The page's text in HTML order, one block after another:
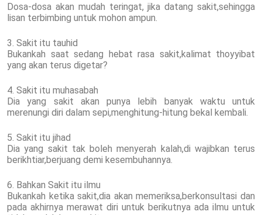
Dosa-dosa akan mudah teringat, jika datang sakit,sehingga
lisan terbimbing untuk mohon ampun.
3. Sakit itu tauhid
Bukankah saat sedang hebat rasa sakit,kalimat thoyyibat
yang akan terus digetar?
4. Sakit itu muhasabah
Dia yang sakit akan punya lebih banyak waktu untuk
merenungi diri dalam sepi,menghitung-hitung bekal kembali.
5. Sakit itu jihad
Dia yang sakit tak boleh menyerah kalah,di wajibkan terus
berikhtiar,berjuang demi kesembuhannya.
6. Bahkan Sakit itu ilmu
Bukankah ketika sakit,dia akan memeriksa,berkonsultasi dan
pada akhirnya merawat diri untuk berikutnya ada ilmu untuk